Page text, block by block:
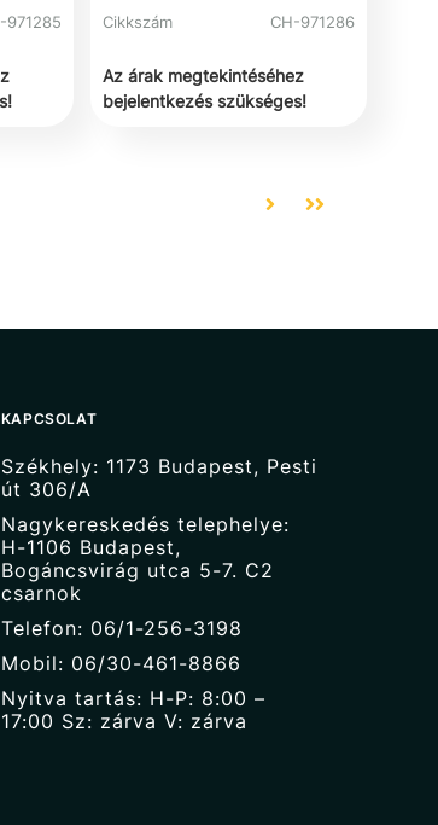
971285 Cikkszám CH-971286
Az árak megtekintéséhez
bejelentkezés szükséges!
KAPCSOLAT
Székhely: 1173 Budapest, Pesti
út 306/A
Nagykereskedés telephelye:
H-1106 Budapest,
Bogáncsvirág utca 5-7. C2
csarnok
Telefon: 06/1-256-3198
Mobil: 06/30-461-8866
Nyitva tartás: H-P: 8:00 –
17:00 Sz: zárva V: zárva